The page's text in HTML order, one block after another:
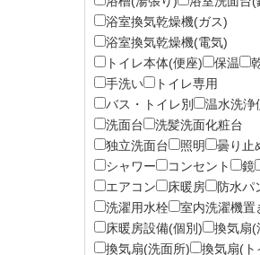
浴室換気乾燥機(ガス)
浴室換気乾燥機(電気)
トイレ本体(便座)
保温
手洗い
トイレ専用
バス・トイレ別
温水洗浄
洗面台
洗髪洗面化粧台
独立洗面台
照明
曇り止
シャワー
コンセント 鏡
エアコン
床暖房
防水パ
洗濯用水栓
室内洗濯機置
床暖房設備(個別)
換気扇(
換気扇(洗面所)
換気扇(ト